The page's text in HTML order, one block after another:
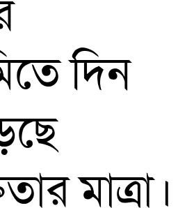
দিন
মাত্রা।